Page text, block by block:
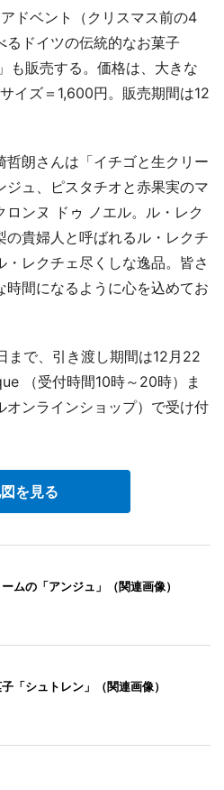
ドベント（クリスマス前の4
ドイツの伝統的なお菓子
も販売する。価格は、大きな
イズ＝1,600円。販売期間は12
朗さんは「イチゴと生クリー
ジュ、ピスタチオと赤果実のマ
ロンヌ ドゥ ノエル。ル・レク
貴婦人と呼ばれるル・レクチ
・レクチェ尽くしな逸品。皆さ
時間になるように心を込めてお
まで、引き渡し期間は12月22
（受付時間10時～20時）ま
オンラインショップ）で受け付
を見る
ムの「アンジュ」（関連画像）
「シュトレン」（関連画像）